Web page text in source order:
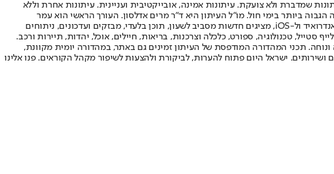
שמדברת ולא צועקת. עיתונות אמינה, אובייקטיבית ועניינית. עיתונות אחרת וללא
לעיתון הישראלי בעל שיעור החשיפה הגבוה ביותר בימי חול. מו"ל העיתון היא ד"ר מרים אדלסון. העורך הראשי הוא עמר
לחמנוביץ, והעורך המייסד הוא עמוס רגב. אתרי האינטרנט של "ישראל היום" בעברית ובאנגלית, כמו כן היישומונים (אפליקציות) לאנדרואיד ול-iOS, מציגים חדשות מסביב לשעון, תוכן בלעדי, מבזקים ועדכונים, ניתוחים
סטייל, טכנולוגיה, ספורט, כלכלה וצרכנות, בריאות, חיילים, אוכל, יהדות, תיירות ורכב.
ונוחה. תכני המהדורה המודפסת של העיתון זמינים גם באתר, במהדורה יומית מקוונת,
ישראל היום פתוח להערות, לביקורת ולהצעות לשיפור מקהל הקוראים. פנו אלינו